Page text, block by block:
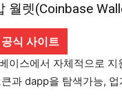
월렛(Coinbase
식 사이트
이스에서 자체적으로 지
과 dapp을 탐색가능,